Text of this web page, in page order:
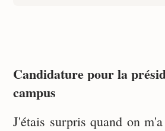
Candidature pour la
campus
J'étais surpris quand on